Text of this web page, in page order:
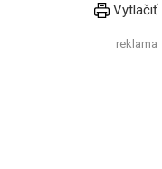
Vytlačiť
reklama